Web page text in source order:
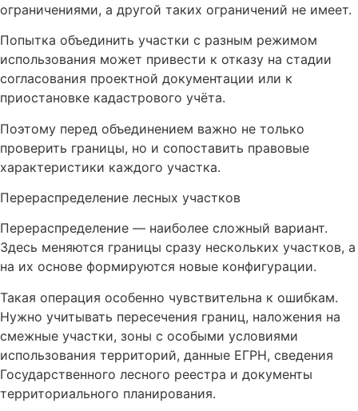
ограничениями, а другой таких ограничений не имеет.
Попытка объединить участки с разным режимом
использования может привести к отказу на стадии
согласования проектной документации или к
приостановке кадастрового учёта.
Поэтому перед объединением важно не только
проверить границы, но и сопоставить правовые
характеристики каждого участка.
Перераспределение лесных участков
Перераспределение — наиболее сложный вариант.
Здесь меняются границы сразу нескольких участков, а
на их основе формируются новые конфигурации.
Такая операция особенно чувствительна к ошибкам.
Нужно учитывать пересечения границ, наложения на
смежные участки, зоны с особыми условиями
использования территорий, данные ЕГРН, сведения
Государственного лесного реестра и документы
территориального планирования.